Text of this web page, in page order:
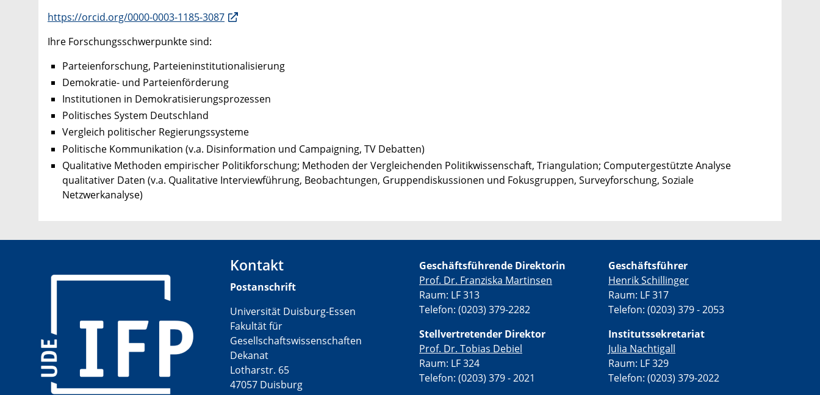
https://orcid.org/0000-0003-1185-3087
Ihre Forschungsschwerpunkte sind:
Parteienforschung, Parteieninstitutionalisierung
Demokratie- und Parteienförderung
Institutionen in Demokratisierungsprozessen
Politisches System Deutschland
Vergleich politischer Regierungssysteme
Politische Kommunikation (v.a. Disinformation und Campaigning, TV Debatten)
Qualitative Methoden empirischer Politikforschung; Methoden der Vergleichenden Politikwissenschaft, Triangulation; Computergestützte Analyse
qualitativer Daten (v.a. Qualitative Interviewführung, Beobachtungen, Gruppendiskussionen und Fokusgruppen, Surveyforschung, Soziale
Netzwerkanalyse)
Kontakt
Postanschrift
Universität Duisburg-Essen
Fakultät für
Gesellschaftswissenschaften
Dekanat
Lotharstr. 65
47057 Duisburg
Geschäftsführende Direktorin
Prof. Dr. Franziska Martinsen
Raum: LF 313
Telefon: (0203) 379-2282
Stellvertretender Direktor
Prof. Dr. Tobias Debiel
Raum: LF 324
Telefon: (0203) 379 - 2021
Geschäftsführer
Henrik Schillinger
Raum: LF 317
Telefon: (0203) 379 - 2053
Institutssekretariat
Julia Nachtigall
Raum: LF 329
Telefon: (0203) 379-2022